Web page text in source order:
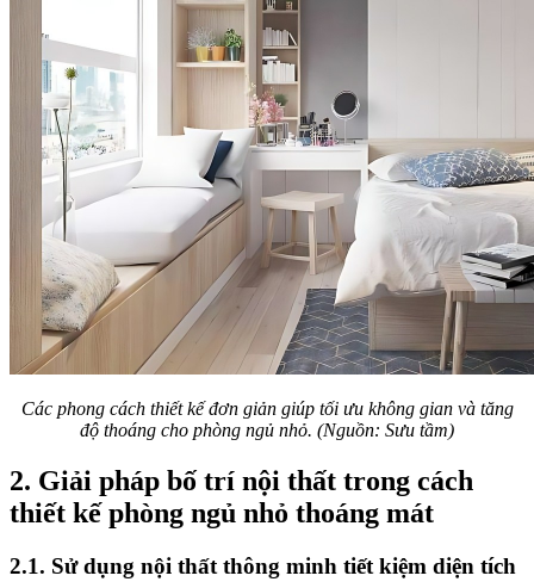
Các phong cách thiết kế đơn giản giúp tối ưu không gian và tăng
độ thoáng cho phòng ngủ nhỏ. (Nguồn: Sưu tầm)
2. Giải pháp bố trí nội thất trong cách
thiết kế phòng ngủ nhỏ thoáng mát
2.1. Sử dụng nội thất thông minh tiết kiệm diện tích